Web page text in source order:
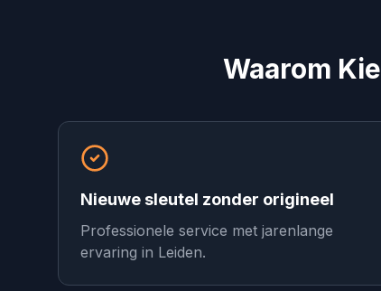
Waarom
Nieuwe sleutel zonder origineel
Professionele service met jarenlange
ervaring in Leiden.